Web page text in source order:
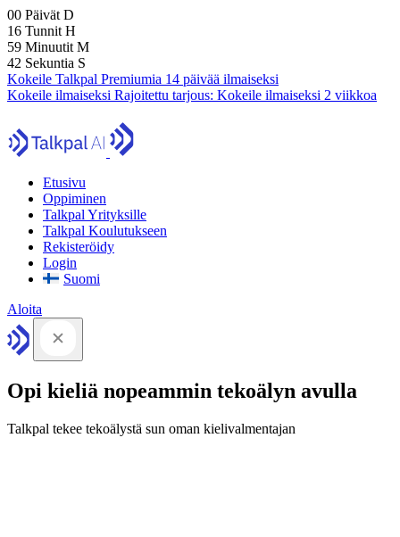
00 Päivät D
16 Tunnit H
59 Minuutit M
41 Sekuntia S
Kokeile Talkpal Premiumia 14 päivää ilmaiseksi
Kokeile ilmaiseksi Rajoitettu tarjous: Kokeile ilmaiseksi 2 viikkoa
Etusivu
Oppiminen
Talkpal Yrityksille
Talkpal Koulutukseen
Rekisteröidy
Login
Suomi
Aloita
Opi kieliä nopeammin tekoälyn avulla
Talkpal tekee tekoälystä sun oman kielivalmentajan